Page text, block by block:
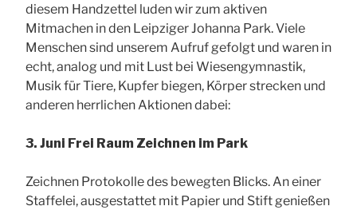
diesem Handzettel luden wir zum aktiven
Mitmachen in den Leipziger Johanna Park. Viele
Menschen sind unserem Aufruf gefolgt und waren in
echt, analog und mit Lust bei Wiesengymnastik,
Musik für Tiere, Kupfer biegen, Körper strecken und
anderen herrlichen Aktionen dabei:
3. Juni Frei Raum Zeichnen im Park
Zeichnen Protokolle des bewegten Blicks. An einer
Staffelei, ausgestattet mit Papier und Stift genießen